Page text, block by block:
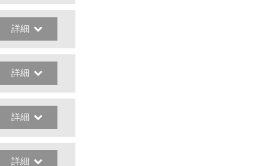
詳細
詳細
詳細
詳細